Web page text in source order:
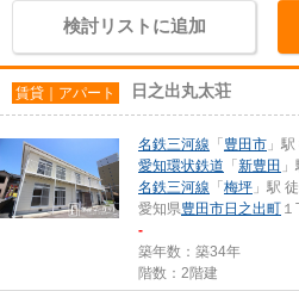
検討リストに追加
賃貸｜アパート 日之出丸太荘
名鉄三河線 「 豊田市 」
愛知環状鉄道 「 新豊田
名鉄三河線 「 梅坪 」駅
愛知県豊田市日之出町
-
築年数：築34年
階数：2階建